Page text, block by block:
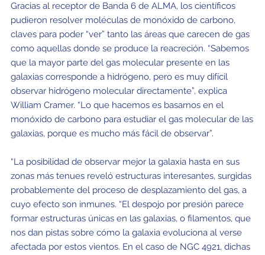
Gracias al receptor de Banda 6 de ALMA, los científicos
pudieron resolver moléculas de monóxido de carbono,
claves para poder “ver” tanto las áreas que carecen de gas
como aquellas donde se produce la reacreción. “Sabemos
que la mayor parte del gas molecular presente en las
galaxias corresponde a hidrógeno, pero es muy difícil
observar hidrógeno molecular directamente”, explica
William Cramer. “Lo que hacemos es basarnos en el
monóxido de carbono para estudiar el gas molecular de las
galaxias, porque es mucho más fácil de observar”.
“La posibilidad de observar mejor la galaxia hasta en sus
zonas más tenues reveló estructuras interesantes, surgidas
probablemente del proceso de desplazamiento del gas, a
cuyo efecto son inmunes. “El despojo por presión parece
formar estructuras únicas en las galaxias, o filamentos, que
nos dan pistas sobre cómo la galaxia evoluciona al verse
afectada por estos vientos. En el caso de NGC 4921, dichas